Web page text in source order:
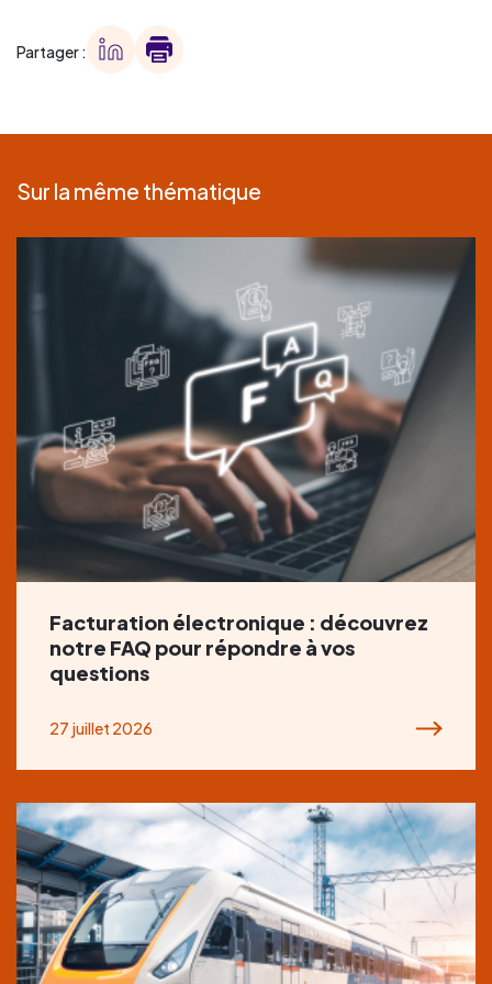
Partager :
Sur la même thématique
Facturation électronique : découvrez
notre FAQ pour répondre à vos
questions
27 juillet 2026